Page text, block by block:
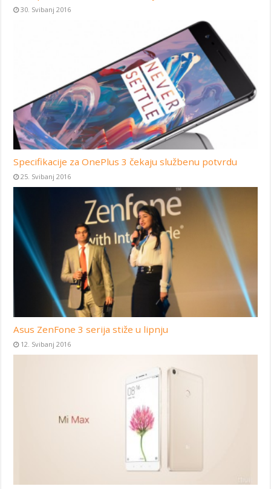
30. Svibanj 2016
Specifikacije za OnePlus 3 čekaju službenu potvrdu
25. Svibanj 2016
Asus ZenFone 3 serija stiže u lipnju
12. Svibanj 2016